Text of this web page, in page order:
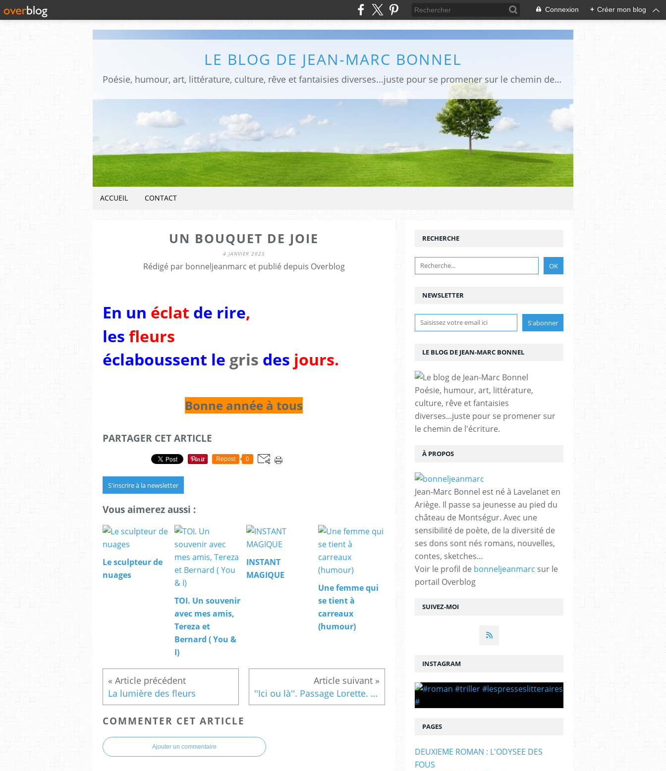
Connexion + Créer mon blog
LE BLOG DE JEAN-MARC BONNEL
Poésie, humour, art, littérature, culture, rêve et fantaisies diverses...juste pour se promener sur le chemin de l'écriture.
ACCUEIL CONTACT
UN BOUQUET DE JOIE
4 JANVIER 2025
Rédigé par bonneljeanmarc et publié depuis Overblog
En un éclat de rire,
les fleurs
éclaboussent le gris des jours.
Bonne année à tous
PARTAGER CET ARTICLE
Repost 0
S'inscrire à la newsletter
Vous aimerez aussi :
Le sculpteur de
nuages
TOI. Un souvenir
avec mes amis,
Tereza et
Bernard ( You &
I)
INSTANT
MAGIQUE
Une femme qui
se tient à
carreaux
(humour)
La lumière des fleurs ''Ici ou là''. Passage Lorette. Quartier du Panier. Marseille
COMMENTER CET ARTICLE
Ajouter un commentaire
NEWSLETTER
SUIVEZ-MOI
RECHERCHE
LE BLOG DE JEAN-MARC BONNEL
Poésie, humour, art, littérature,
culture, rêve et fantaisies
diverses...juste pour se promener sur
le chemin de l'écriture.
À PROPOS
Jean-Marc Bonnel est né à Lavelanet en
Ariège. Il passe sa jeunesse au pied du
château de Montségur. Avec une
sensibilité de poète, de la diversité de
ses dons sont nés romans, nouvelles,
contes, sketches...
Voir le profil de bonneljeanmarc sur le
portail Overblog
INSTAGRAM
PAGES
DEUXIEME ROMAN : L'ODYSEE DES
FOUS